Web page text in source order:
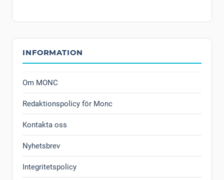
INFORMATION
Om MONC
Redaktionspolicy för Monc
Kontakta oss
Nyhetsbrev
Integritetspolicy